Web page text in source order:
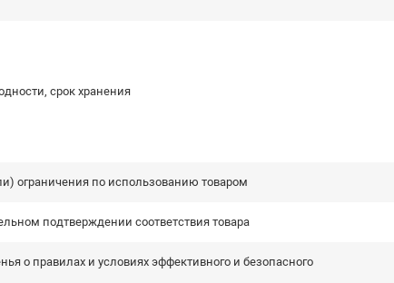
срок хранения
ограничения по использованию товаром
подтверждении соответствия товара
о правилах и условиях эффективного и безопасного